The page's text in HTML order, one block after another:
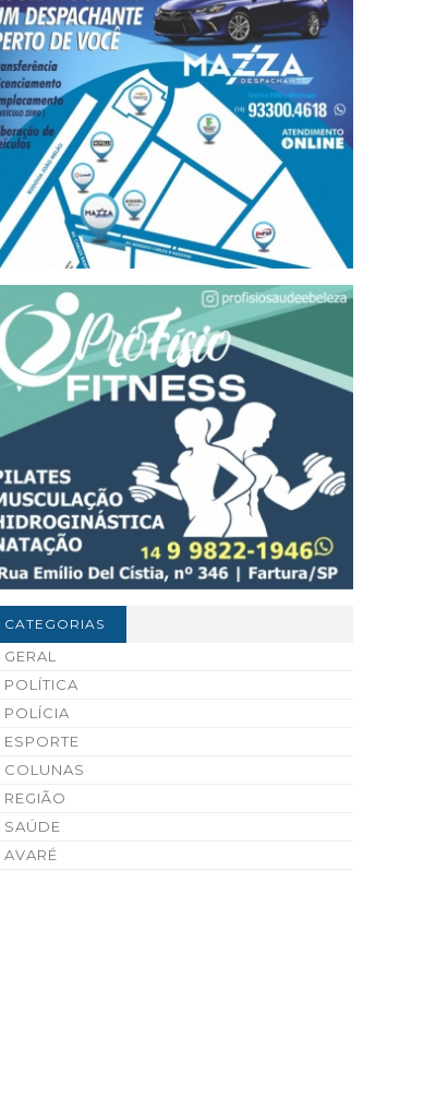
CATEGORIAS
GERAL
POLÍTICA
POLÍCIA
ESPORTE
COLUNAS
REGIÃO
SAÚDE
AVARÉ